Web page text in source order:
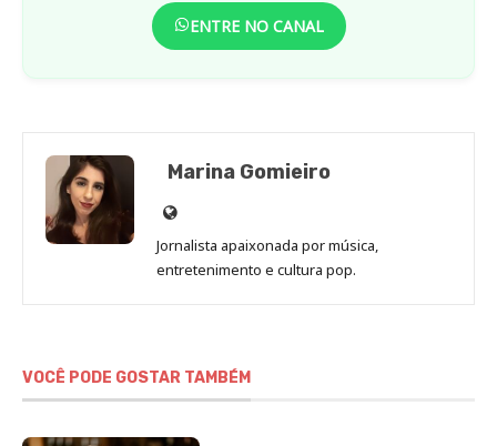
ENTRE NO CANAL
Marina Gomieiro
Site
de
Marina
Jornalista apaixonada por música,
entretenimento e cultura pop.
VOCÊ PODE GOSTAR TAMBÉM